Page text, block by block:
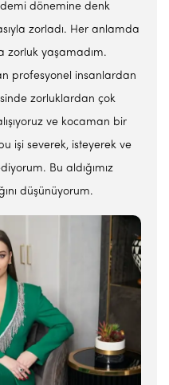
dönemine denk
zorladı. Her anlamda
zorluk yaşamadım.
profesyonel insanlardan
zorluklardan çok
ve kocaman bir
işi severek, isteyerek ve
Bu aldığımız
düşünüyorum.